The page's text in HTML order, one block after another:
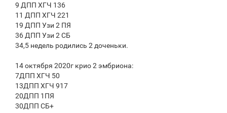
9 ДПП ХГЧ 136
11 ДПП ХГЧ 221
19 ДПП Узи 2 ПЯ
36 ДПП Узи 2 СБ
34,5 недель родились 2 доченьки.
14 октября 2020г крио 2 эмбриона:
7ДПП ХГЧ 50
13ДПП ХГЧ 917
20ДПП 1ПЯ
30ДПП СБ+